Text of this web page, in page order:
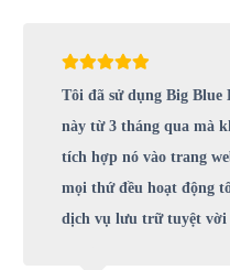
Tôi đã sử dụng Big
này từ 3 tháng qua mà
tích hợp nó vào trang
mọi thứ đều hoạt động
dịch vụ lưu trữ tuyệt vời